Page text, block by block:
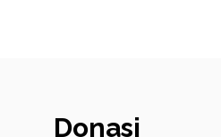
Donasi